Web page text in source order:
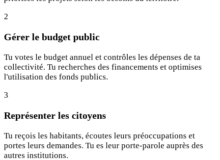
2
Gérer le budget public
Tu votes le budget annuel et contrôles les dépenses de ta
collectivité. Tu recherches des financements et optimises
l'utilisation des fonds publics.
3
Représenter les citoyens
Tu reçois les habitants, écoutes leurs préoccupations et
portes leurs demandes. Tu es leur porte-parole auprès des
autres institutions.